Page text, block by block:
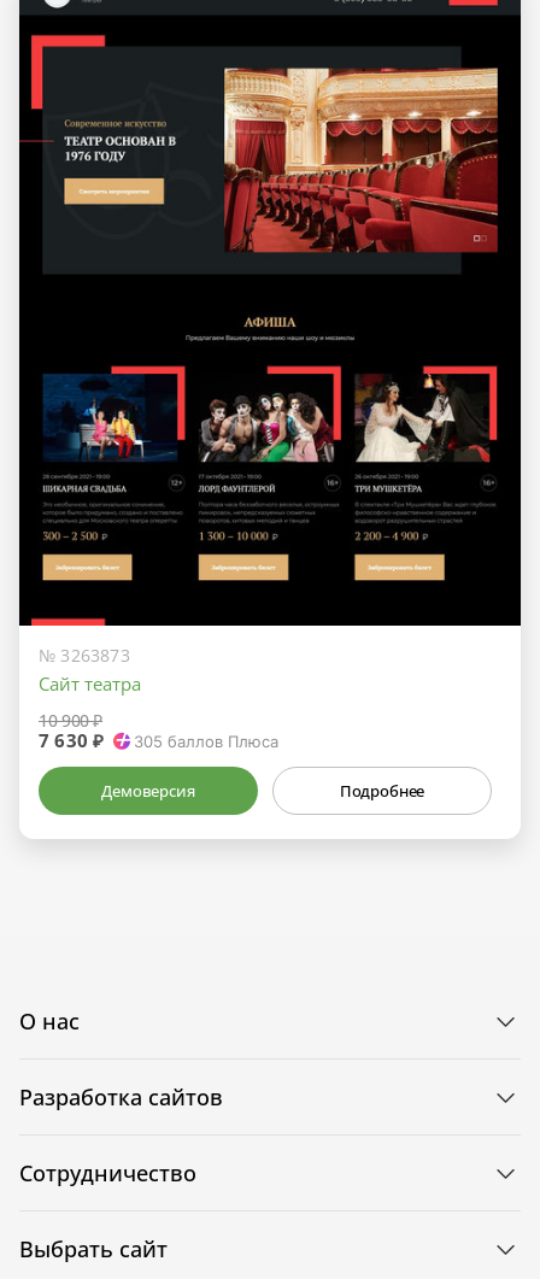
№ 3263873
Сайт театра
10 900 ₽
7 630 ₽ 305 баллов Плюса
Демоверсия Подробнее
О нас
Разработка сайтов
Сотрудничество
Выбрать сайт